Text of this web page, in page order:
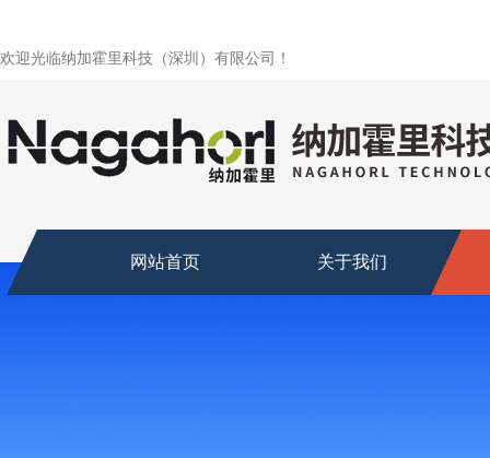
欢迎光临纳加霍里科技（深圳）有限公司！
网站首页 关于我们